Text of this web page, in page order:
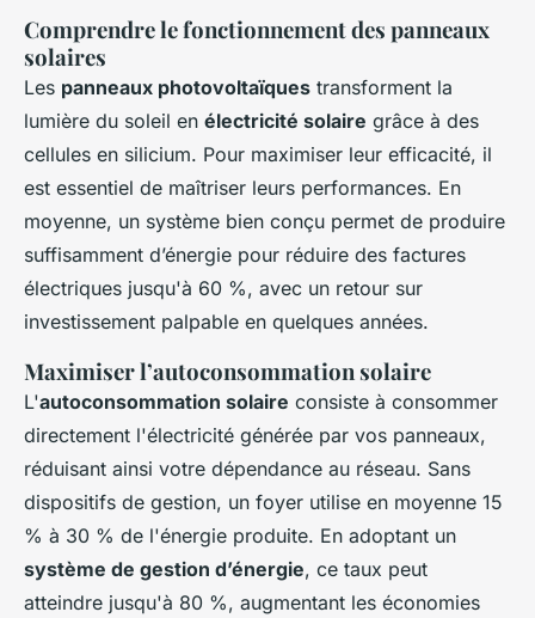
Comprendre le fonctionnement des panneaux
solaires
Les panneaux photovoltaïques transforment la
lumière du soleil en électricité solaire grâce à des
cellules en silicium. Pour maximiser leur efficacité, il
est essentiel de maîtriser leurs performances. En
moyenne, un système bien conçu permet de produire
suffisamment d’énergie pour réduire des factures
électriques jusqu'à 60 %, avec un retour sur
investissement palpable en quelques années.
Maximiser l’autoconsommation solaire
L'autoconsommation solaire consiste à consommer
directement l'électricité générée par vos panneaux,
réduisant ainsi votre dépendance au réseau. Sans
dispositifs de gestion, un foyer utilise en moyenne 15
% à 30 % de l'énergie produite. En adoptant un
système de gestion d’énergie, ce taux peut
atteindre jusqu'à 80 %, augmentant les économies